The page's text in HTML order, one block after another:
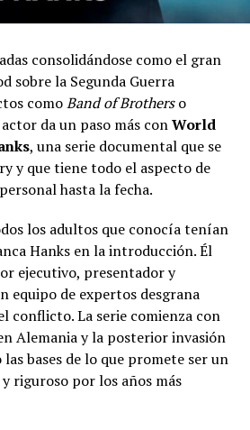
consolidándose como el gran
sobre la Segunda Guerra
comoBand of Brotherso
da un paso más conWorld
, una serie documental que se
y que tiene todo el aspecto de
hasta la fecha.
los adultos que conocía tenían
Hanks en la introducción. Él
ejecutivo, presentador y
equipo de expertos desgrana
conflicto. La serie comienza con
Alemania y la posterior invasión
bases de lo que promete ser un
riguroso por los años más